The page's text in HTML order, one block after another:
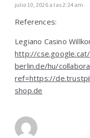
julio 10, 2026 a las 2:24 am
References:
Legiano Casino
http://
berlin.de/hu/
ref=https://
shop.de